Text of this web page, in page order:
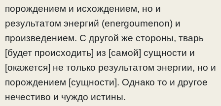
порождением и исхождением, но и
результатом энергий (energoumenon) и
произведением. С другой же стороны, тварь
[будет происходить] из [самой] сущности и
[окажется] не только результатом энергии, но и
порождением [сущности]. Однако то и другое
нечестиво и чуждо истины.